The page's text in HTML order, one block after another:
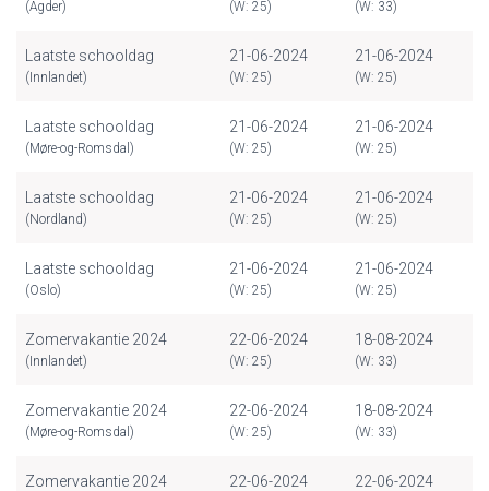
(Agder) (W: 25) (W: 33)
Laatste schooldag
(Innlandet)
21-06-2024
(W: 25)
21-06-2024
(W: 25)
Laatste schooldag
(Møre-og-Romsdal)
21-06-2024
(W: 25)
21-06-2024
(W: 25)
Laatste schooldag
(Nordland)
21-06-2024
(W: 25)
21-06-2024
(W: 25)
Laatste schooldag
(Oslo)
21-06-2024
(W: 25)
21-06-2024
(W: 25)
Zomervakantie 2024
(Innlandet)
22-06-2024
(W: 25)
18-08-2024
(W: 33)
Zomervakantie 2024
(Møre-og-Romsdal)
22-06-2024
(W: 25)
18-08-2024
(W: 33)
Zomervakantie 2024 22-06-2024 22-06-2024